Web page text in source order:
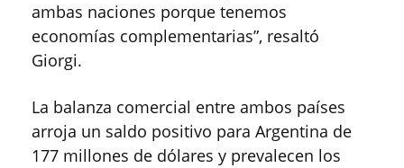
ambas naciones porque tenemos
economías complementarias”, resaltó
Giorgi.
La balanza comercial entre ambos países
arroja un saldo positivo para Argentina de
177 millones de dólares y prevalecen los